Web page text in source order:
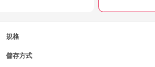
規格
儲存方式